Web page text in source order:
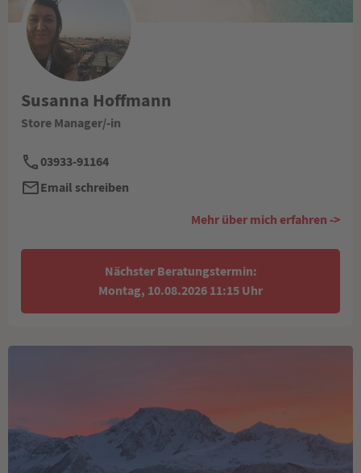
Susanna Hoffmann
Store Manager/-in
03933-91164
Email schreiben
Mehr über mich erfahren ->
Nächster Beratungstermin:
Montag, 10.08.2026 11:15 Uhr